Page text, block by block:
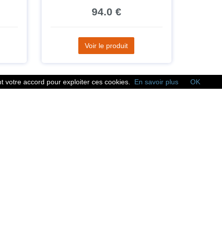
94.0 €
Voir le produit
accord pour exploiter ces cookies. En savoir plus OK